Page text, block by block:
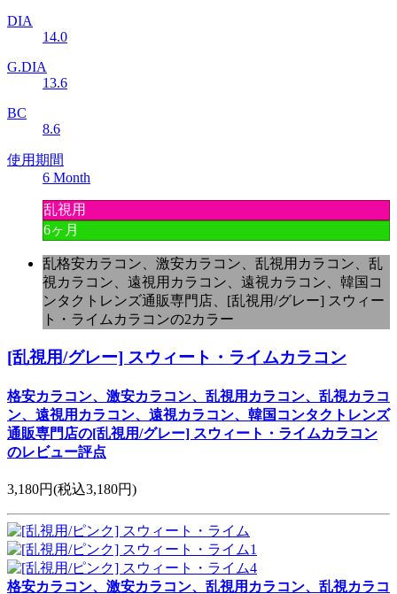
DIA
14.0
G.DIA
13.6
BC
8.6
使用期間
6 Month
乱視用
6ヶ月
乱格安カラコン、激安カラコン、乱視用カラコン、乱
視カラコン、遠視用カラコン、遠視カラコン、韓国コ
ンタクトレンズ通販専門店、[乱視用/グレー] スウィー
ト・ライムカラコンの2カラー
[乱視用/グレー] スウィート・ライムカラコン
格安カラコン、激安カラコン、乱視用カラコン、乱視カラコ
ン、遠視用カラコン、遠視カラコン、韓国コンタクトレンズ
通販専門店の[乱視用/グレー] スウィート・ライムカラコン
のレビュー評点
3,180円(税込3,180円)
格安カラコン、激安カラコン、乱視用カラコン、乱視カラコ